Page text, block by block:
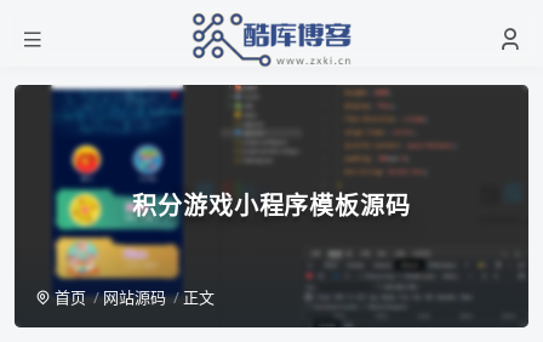
积分游戏小程序模板源码
首页 网站源码 正文